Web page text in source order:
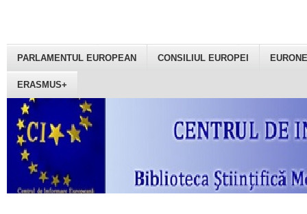
PARLAMENTUL EUROPEAN CONSILIUL EUROPEI
ERASMUS+